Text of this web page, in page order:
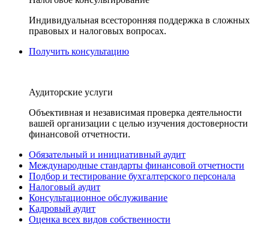
Индивидуальная всесторонняя поддержка в сложных
правовых и налоговых вопросах.
Получить консультацию
Аудиторские услуги
Объективная и независимая проверка деятельности
вашей организации с целью изучения достоверности
финансовой отчетности.
Обязательный и инициативный аудит
Международные стандарты финансовой отчетности
Подбор и тестирование бухгалтерского персонала
Налоговый аудит
Консультационное обслуживание
Кадровый аудит
Оценка всех видов собственности